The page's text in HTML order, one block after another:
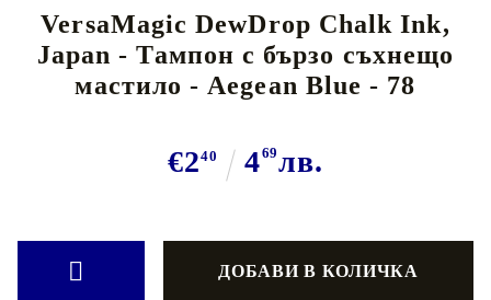
VersaMagic DewDrop Chalk Ink,
Japan - Тампон с бързо съхнещо
мастило - Aegean Blue - 78
€240 469лв.